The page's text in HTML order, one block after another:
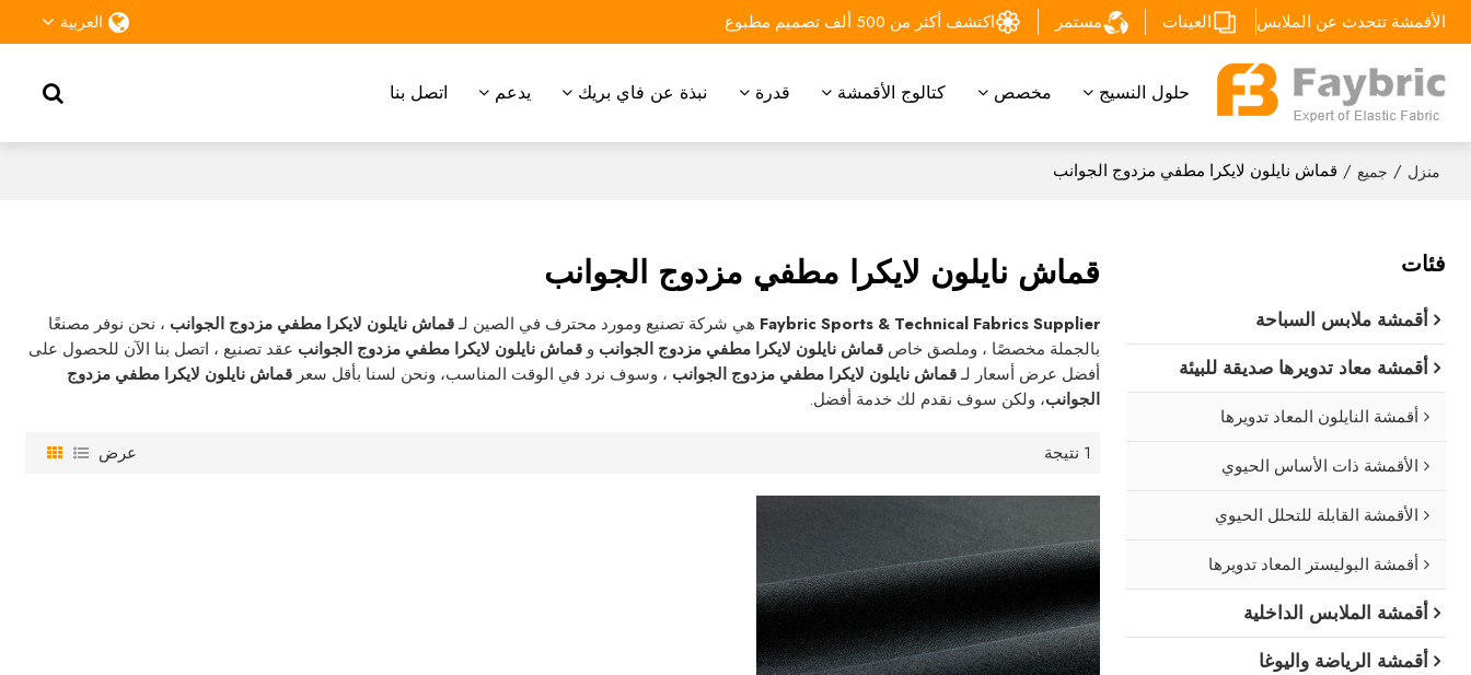
الأقمشة تتحدث عن الملابس العينات مستمر اكتشف أكثر من 500 ألف تصميم مطبوع العربية
حلول النسيج مخصص كتالوج الأقمشة قدرة نبذة عن فاي بريك يدعم اتصل بنا
منزل / جميع / قماش نايلون لايكرا مطفي مزدوج الجوانب
قماش نايلون لايكرا مطفي مزدوج الجوانب
Faybric Sports & Technical Fabrics Supplier هي شركة تصنيع ومورد محترف في الصين لـقماش نايلون لايكرا مطفي مزدوج الجوانب ، نحن نوفر مصنعًا
بالجملة مخصصًا ، وملصق خاص قماش نايلون لايكرا مطفي مزدوج الجوانب و قماش نايلون لايكرا مطفي مزدوج الجوانب عقد تصنيع ، اتصل بنا الآن للحصول على
أفضل عرض أسعار لـقماش نايلون لايكرا مطفي مزدوج الجوانب ، وسوف نرد في الوقت المناسب، ونحن لسنا بأقل سعر قماش نايلون لايكرا مطفي مزدوج
الجوانب، ولكن سوف نقدم لك خدمة أفضل.
1 نتيجة عرض
فئات
أقمشة ملابس السباحة
أقمشة معاد تدويرها صديقة للبيئة
أقمشة النايلون المعاد تدويرها
الأقمشة ذات الأساس الحيوي
الأقمشة القابلة للتحلل الحيوي
أقمشة البوليستر المعاد تدويرها
أقمشة الملابس الداخلية
أقمشة الرياضة واليوغا